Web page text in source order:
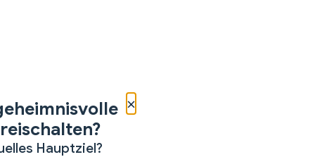
×
Hauptziel?